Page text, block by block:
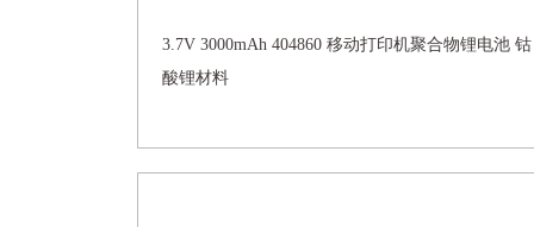
3.7V 3000mAh 404860 移动打印机聚合物锂电池 钴
酸锂材料